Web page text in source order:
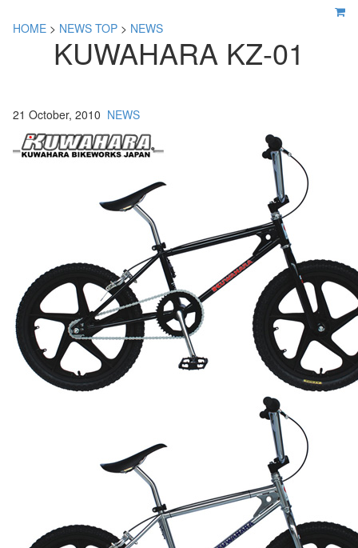
HOME > NEWS TOP > NEWS
KUWAHARA KZ-01
21 October, 2010 NEWS